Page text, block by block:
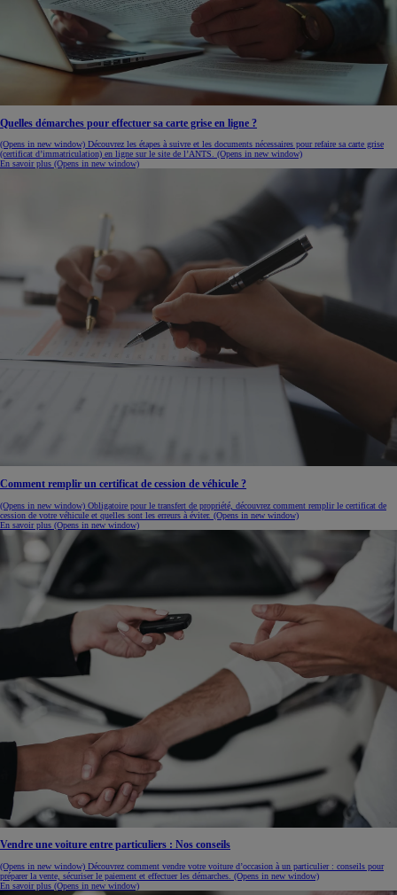
Quelles démarches pour effectuer sa carte grise en ligne ?
(Opens in new window) Découvrez les étapes à suivre et les documents nécessaires pour refaire sa carte grise
(certificat d’immatriculation) en ligne sur le site de l’ANTS. (Opens in new window)
En savoir plus (Opens in new window)
Comment remplir un certificat de cession de véhicule ?
(Opens in new window) Obligatoire pour le transfert de propriété, découvrez comment remplir le certificat de
cession de votre véhicule et quelles sont les erreurs à éviter. (Opens in new window)
En savoir plus (Opens in new window)
Vendre une voiture entre particuliers : Nos conseils
(Opens in new window) Découvrez comment vendre votre voiture d’occasion à un particulier : conseils pour
préparer la vente, sécuriser le paiement et effectuer les démarches. (Opens in new window)
En savoir plus (Opens in new window)